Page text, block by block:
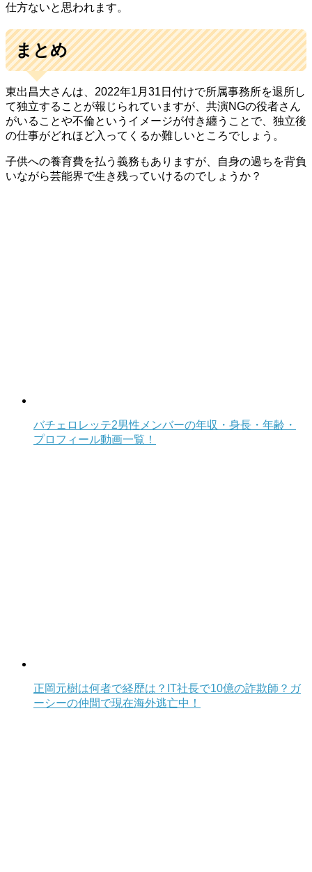
仕方ないと思われます。
まとめ
東出昌大さんは、2022年1月31日付けで所属事務所を退所し
て独立することが報じられていますが、共演NGの役者さん
がいることや不倫というイメージが付き纏うことで、独立後
の仕事がどれほど入ってくるか難しいところでしょう。
子供への養育費を払う義務もありますが、自身の過ちを背負
いながら芸能界で生き残っていけるのでしょうか？
バチェロレッテ2男性メンバーの年収・身長・年齢・
プロフィール動画一覧！
正岡元樹は何者で経歴は？IT社長で10億の詐欺師？ガ
ーシーの仲間で現在海外逃亡中！